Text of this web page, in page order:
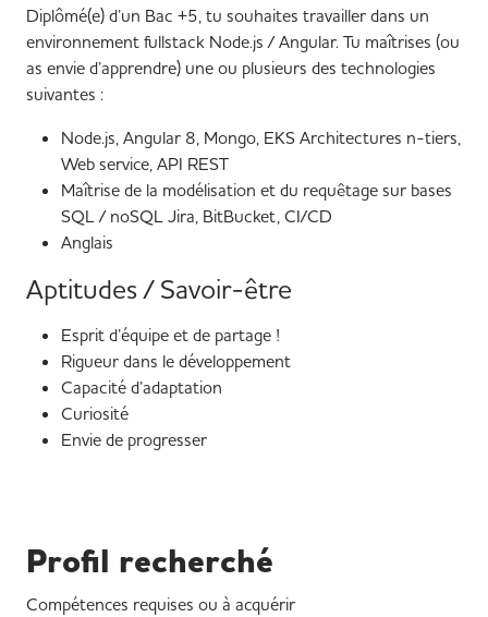
Diplômé(e) d’un Bac +5, tu souhaites travailler dans un
environnement fullstack Node.js / Angular. Tu maîtrises (ou
as envie d’apprendre) une ou plusieurs des technologies
suivantes :
Node.js, Angular 8, Mongo, EKS Architectures n-tiers,
Web service, API REST
Maîtrise de la modélisation et du requêtage sur bases
SQL / noSQL Jira, BitBucket, CI/CD
Anglais
Aptitudes / Savoir-être
Esprit d’équipe et de partage !
Rigueur dans le développement
Capacité d’adaptation
Curiosité
Envie de progresser
Profil recherché
Compétences requises ou à acquérir